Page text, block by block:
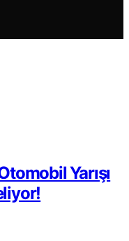
Yarışı